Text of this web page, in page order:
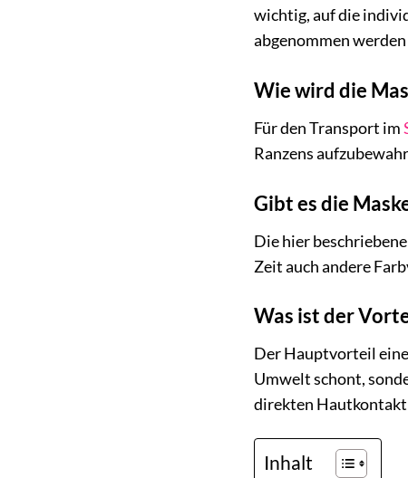
wichtig, auf die
abgenommen werden
Wie wird die
Für den Transport im
Ranzens
Gibt es die
Die hier
Zeit auch andere
Was ist der
Der Hauptvorteil
Umwelt schont,
direkten
Inhalt